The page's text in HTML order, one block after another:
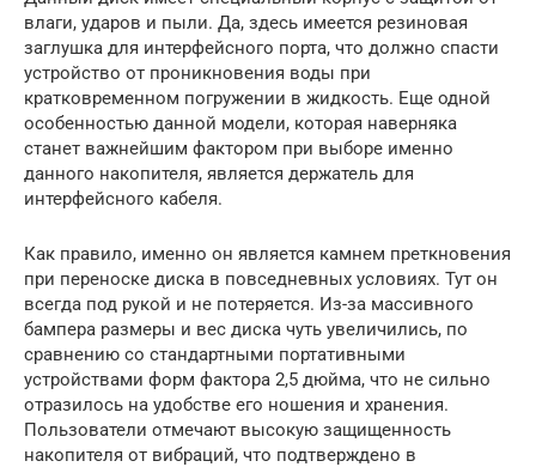
влаги, ударов и пыли. Да, здесь имеется резиновая
заглушка для интерфейсного порта, что должно спасти
устройство от проникновения воды при
кратковременном погружении в жидкость. Еще одной
особенностью данной модели, которая наверняка
станет важнейшим фактором при выборе именно
данного накопителя, является держатель для
интерфейсного кабеля.
Как правило, именно он является камнем преткновения
при переноске диска в повседневных условиях. Тут он
всегда под рукой и не потеряется. Из-за массивного
бампера размеры и вес диска чуть увеличились, по
сравнению со стандартными портативными
устройствами форм фактора 2,5 дюйма, что не сильно
отразилось на удобстве его ношения и хранения.
Пользователи отмечают высокую защищенность
накопителя от вибраций, что подтверждено в